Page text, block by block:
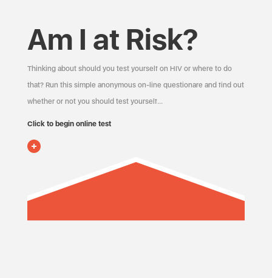
Am I at Risk?
Thinking about should you test yourself on HIV or where to do
that? Run this simple anonymous on-line questionare and find out
whether or not you should test yourself…
Click to begin online test